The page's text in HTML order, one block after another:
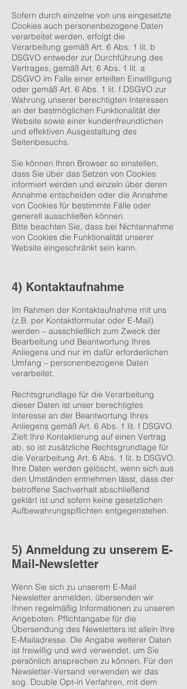
Sofern durch einzelne von uns eingesetzte
Cookies auch personenbezogene Daten
verarbeitet werden, erfolgt die
Verarbeitung gemäß Art. 6 Abs. 1 lit. b
DSGVO entweder zur Durchführung des
Vertrages, gemäß Art. 6 Abs. 1 lit. a
DSGVO im Falle einer erteilten Einwilligung
oder gemäß Art. 6 Abs. 1 lit. f DSGVO zur
Wahrung unserer berechtigten Interessen
an der bestmöglichen Funktionalität der
Website sowie einer kundenfreundlichen
und effektiven Ausgestaltung des
Seitenbesuchs.
Sie können Ihren Browser so einstellen,
dass Sie über das Setzen von Cookies
informiert werden und einzeln über deren
Annahme entscheiden oder die Annahme
von Cookies für bestimmte Fälle oder
generell ausschließen können.
Bitte beachten Sie, dass bei Nichtannahme
von Cookies die Funktionalität unserer
Website eingeschränkt sein kann.
4) Kontaktaufnahme
Im Rahmen der Kontaktaufnahme mit uns
(z.B. per Kontaktformular oder E-Mail)
werden – ausschließlich zum Zweck der
Bearbeitung und Beantwortung Ihres
Anliegens und nur im dafür erforderlichen
Umfang – personenbezogene Daten
verarbeitet.
Rechtsgrundlage für die Verarbeitung
dieser Daten ist unser berechtigtes
Interesse an der Beantwortung Ihres
Anliegens gemäß Art. 6 Abs. 1 lit. f DSGVO.
Zielt Ihre Kontaktierung auf einen Vertrag
ab, so ist zusätzliche Rechtsgrundlage für
die Verarbeitung Art. 6 Abs. 1 lit. b DSGVO.
Ihre Daten werden gelöscht, wenn sich aus
den Umständen entnehmen lässt, dass der
betroffene Sachverhalt abschließend
geklärt ist und sofern keine gesetzlichen
Aufbewahrungspflichten entgegenstehen.
5) Anmeldung zu unserem E-
Mail-Newsletter
Wenn Sie sich zu unserem E-Mail
Newsletter anmelden, übersenden wir
Ihnen regelmäßig Informationen zu unseren
Angeboten. Pflichtangabe für die
Übersendung des Newsletters ist allein Ihre
E-Mailadresse. Die Angabe weiterer Daten
ist freiwillig und wird verwendet, um Sie
persönlich ansprechen zu können. Für den
Newsletter-Versand verwenden wir das
sog. Double Opt-in Verfahren, mit dem